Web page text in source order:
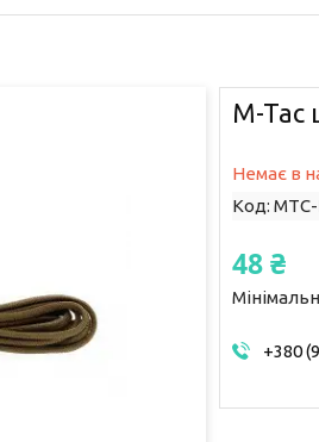
M-Tac
Немає в
Код:
48 ₴
+380